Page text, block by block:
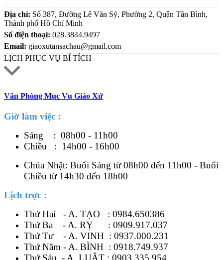
Địa chỉ: Số 387, Đường Lê Văn Sỹ, Phường 2, Quận Tân Bình,
Thành phố Hồ Chí Minh
Số điện thoại: 028.3844.9497
Email: giaoxutansachau@gmail.com
LỊCH PHỤC VỤ BÍ TÍCH
Văn Phòng Mục Vụ Giáo Xứ
Giờ làm việc :
Sáng : 08h00 - 11h00
Chiều : 14h00 - 16h00
Chúa Nhật: Buổi Sáng từ 08h00 đến 11h00 - Buổi
Chiều từ 14h30 đến 18h00
Lịch trực :
Thứ Hai - A. TẠO : 0984.650386
Thứ Ba - A. RỴ : 0909.917.037
Thứ Tư - A. VINH : 0937.000.231
Thứ Năm - A. BÌNH : 0918.749.937
Thứ Sáu - A. LUẬT : 0903.335.954